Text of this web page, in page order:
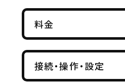
料金
接続・操作・設定